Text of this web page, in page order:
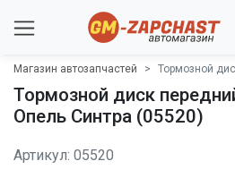
Магазин автозапчастей Тормозной
Тормозной диск
Опель Синтра (05520)
Артикул: 05520